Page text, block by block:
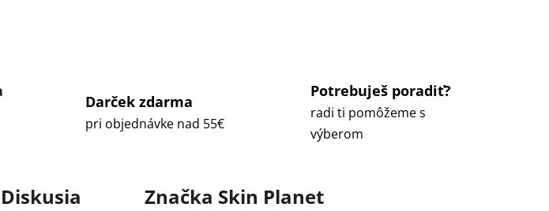
Darček zdarma
pri objednávke nad 55€
Potrebuješ poradiť?
radi ti pomôžeme s
výberom
Diskusia Značka Skin Planet